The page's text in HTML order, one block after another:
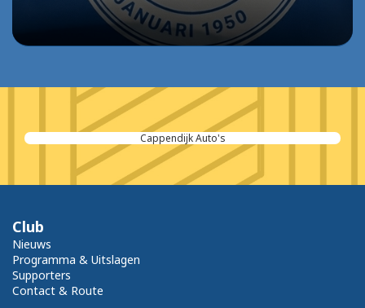
BouwCenter Logus de Hoop
Club
Nieuws
Programma & Uitslagen
Supporters
Contact & Route